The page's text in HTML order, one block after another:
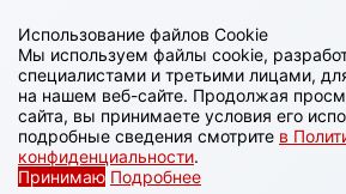
Использование файлов Cookie
Мы используем файлы cookie,
специалистами и третьими лицами,
на нашем веб-сайте. Продолжая
сайта, вы принимаете условия его
подробные сведения смотрите в
конфиденциальности.
Принимаю Подробнее